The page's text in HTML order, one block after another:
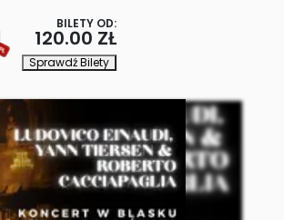
BILETY OD:
120.00 ZŁ
Sprawdź Bilety